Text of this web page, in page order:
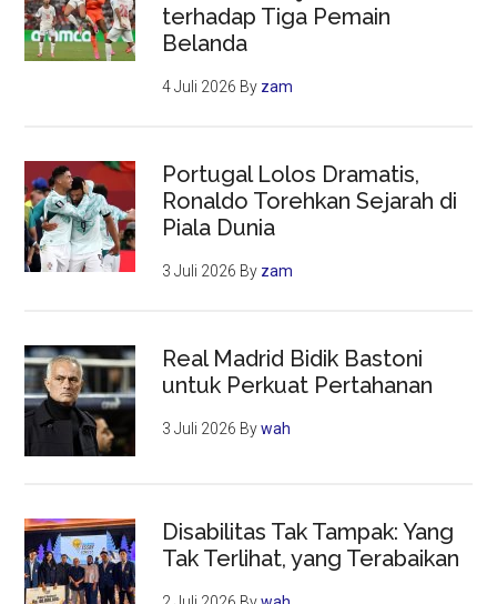
terhadap Tiga Pemain
Belanda
4 Juli 2026 By zam
Portugal Lolos Dramatis,
Ronaldo Torehkan Sejarah di
Piala Dunia
3 Juli 2026 By zam
Real Madrid Bidik Bastoni
untuk Perkuat Pertahanan
3 Juli 2026 Bywah
Disabilitas Tak Tampak: Yang
Tak Terlihat, yang Terabaikan